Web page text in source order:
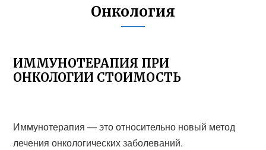
Онкология
ИММУНОТЕРАПИЯ ПРИ
ОНКОЛОГИИ СТОИМОСТЬ
Иммунотерапия — это относительно новый метод
лечения онкологических заболеваний.